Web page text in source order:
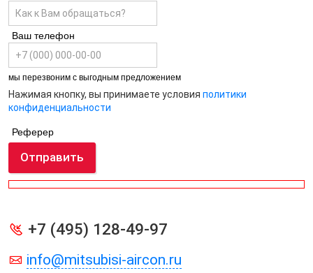
Ваш телефон
мы перезвоним с выгодным предложением
Нажимая кнопку, вы принимаете условия политики
конфиденциальности
Реферер
Отправить
+7 (495) 128-49-97
info@mitsubisi-aircon.ru